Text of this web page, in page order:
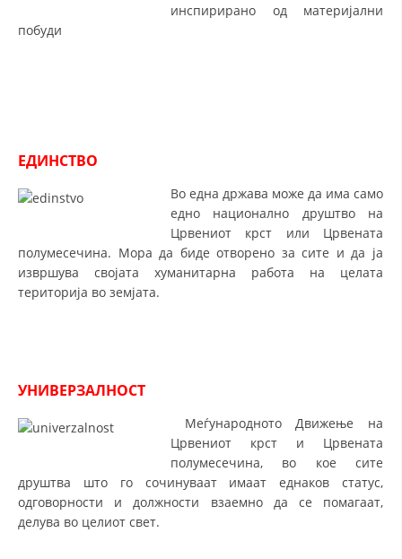
МЕЃУНАРОДНА СОРАБОТКА
КРВОДАРИТЕЛСТВО
ИНФОРМАЦИИ ЗА БОЛЕСТИ
МЕНАЏМЕНТ НА ВОЛОНТЕРИ
ПРИРАЧНИЦИ
инспирирано од материјални
побуди
ЕДИНСТВО
Во една држава може да има само
едно национално друштво на
Црвениот крст или Црвената
полумесечина. Мора да биде отворено за сите и да ја
извршува својата хуманитарна работа на целата
територија во земјата.
УНИВЕРЗАЛНОСТ
Меѓународното Движење на
Црвениот крст и Црвената
полумесечина, во кое сите
друштва што го сочинуваат имаат еднаков статус,
одговорности и должности взаемно да се помагаат,
делува во целиот свет.